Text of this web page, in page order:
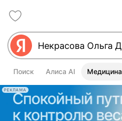
Поиск Алиса AI Медицина
РЕКЛАМА